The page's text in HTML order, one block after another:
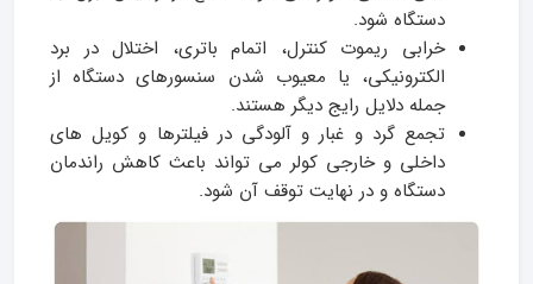
دستگاه شود.
خرابی ریموت کنترل، اتمام باتری، اختلال در برد
الکترونیکی، یا معیوب شدن سنسورهای دستگاه از
جمله دلایل رایج دیگر هستند.
تجمع گرد و غبار و آلودگی در فیلترها و کویل های
داخلی و خارجی کولر می تواند باعث کاهش راندمان
دستگاه و در نهایت توقف آن شود.